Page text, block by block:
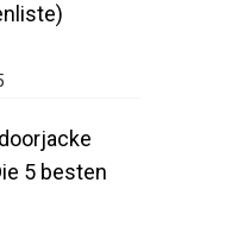
5 besten